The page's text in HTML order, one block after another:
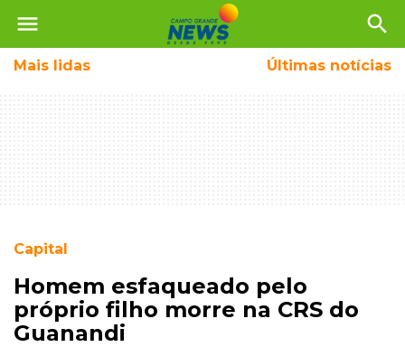
menu search
Mais lidas Últimas notícias
Capital
Homem esfaqueado pelo
próprio filho morre na CRS do
Guanandi